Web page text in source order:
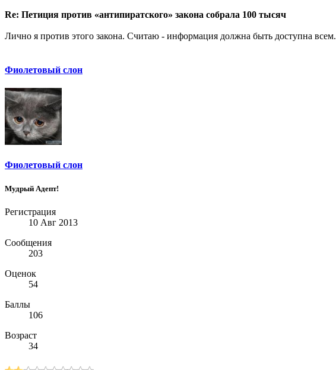
Re: Петиция против «антипиратского» закона собрала 100 тысяч
Лично я против этого закона. Считаю - информация должна быть доступна всем.
Фиолетовый слон
Фиолетовый слон
Мудрый Адепт!
Регистрация
10 Авг 2013
Сообщения
203
Оценок
54
Баллы
106
Возраст
34